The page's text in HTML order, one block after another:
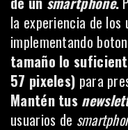
la experiencia de los
implementando
tamaño lo
57 pixeles) para
Mantén tus
usuarios de